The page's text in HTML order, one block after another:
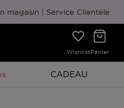
gratuit
magasin Service Clientèle
WishlistPanier
À Durée LimitéePromotion À
CADEAU